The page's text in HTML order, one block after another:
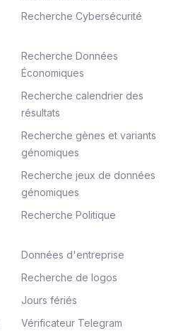
Recherche Cybersécurité
Recherche Données
Économiques
Recherche calendrier des
résultats
Recherche gènes et variants
génomiques
Recherche jeux de données
génomiques
Recherche Politique
Données d'entreprise
Recherche de logos
Jours fériés
Vérificateur Telegram